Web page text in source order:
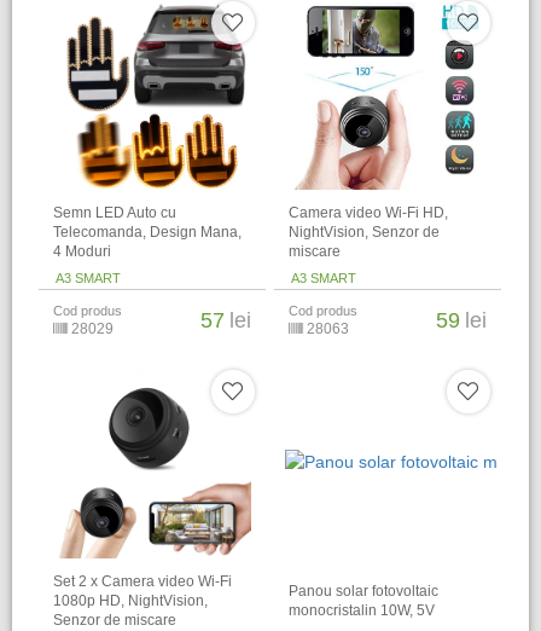
Semn LED Auto cu
Telecomanda, Design Mana,
4 Moduri
A3 SMART
Cod produs
28029 57 lei
Camera video Wi-Fi HD,
NightVision, Senzor de
miscare
A3 SMART
Cod produs
28063 59 lei
Set 2 x Camera video Wi-Fi
1080p HD, NightVision,
Senzor de miscare
Panou solar fotovoltaic
monocristalin 10W, 5V